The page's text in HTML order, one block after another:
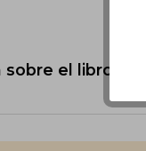
el libro?